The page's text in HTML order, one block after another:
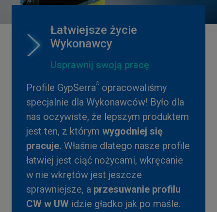
Łatwiejsze życie
Wykonawcy
Usprawnij swoją pracę
Profile GypSerra® opracowaliśmy
specjalnie dla Wykonawców! Było dla
nas oczywiste, że lepszym produktem
jest ten, z którym wygodniej się
pracuje. Właśnie dlatego nasze profile
łatwiej jest ciąć nożycami, wkręcanie
w nie wkrętów jest jeszcze
sprawniejsze, a przesuwanie profilu
CW w UW idzie gładko jak po maśle.